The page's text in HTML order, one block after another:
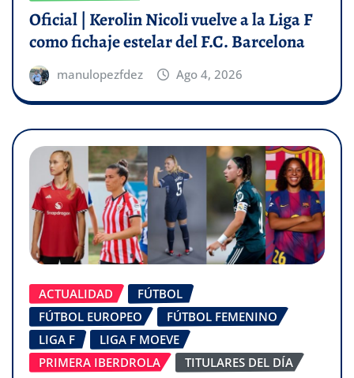
Oficial | Kerolin Nicoli vuelve a la Liga F
como fichaje estelar del F.C. Barcelona
manulopezfdez Ago 4, 2026
ACTUALIDAD
FÚTBOL
FÚTBOL EUROPEO
FÚTBOL FEMENINO
LIGA F
LIGA F MOEVE
PRIMERA IBERDROLA
TITULARES DEL DÍA